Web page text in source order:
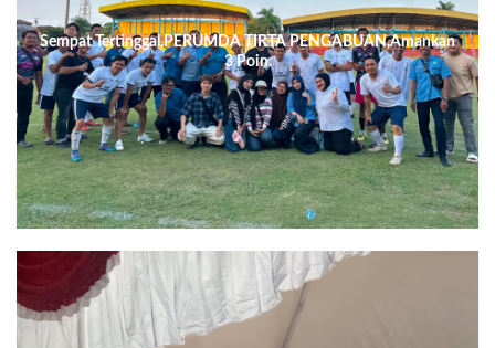
Sempat Tertinggal,PERUMDA TIRTA PENGABUAN,Amankan
3 Poin.